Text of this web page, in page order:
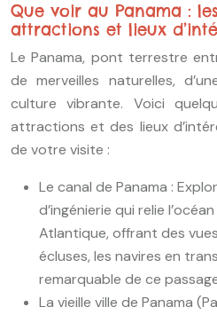
Que voir au Panama :
attractions et lieux
Le Panama, pont terrestre
de merveilles naturelles,
culture vibrante. Voici
attractions et des lieux
de votre visite :
Le canal de Panama :
d’ingénierie qui relie
Atlantique, offrant des
écluses, les navires en
remarquable de ce
La vieille ville de Panama